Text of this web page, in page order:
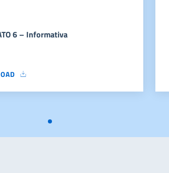
6 – Informativa
6 – INFORMATIVA